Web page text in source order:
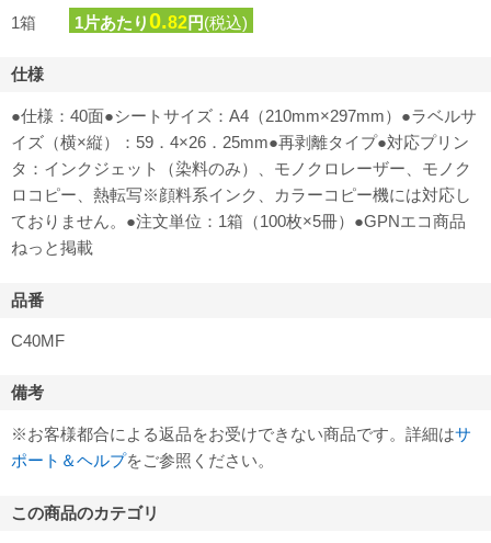
1箱 1片あたり 0.82円(税込)
仕様
●仕様：40面●シートサイズ：A4（210mm×297mm）●ラベルサ
イズ（横×縦）：59．4×26．25mm●再剥離タイプ●対応プリン
タ：インクジェット（染料のみ）、モノクロレーザー、モノク
ロコピー、熱転写※顔料系インク、カラーコピー機には対応し
ておりません。●注文単位：1箱（100枚×5冊）●GPNエコ商品
ねっと掲載
品番
C40MF
備考
※お客様都合による返品をお受けできない商品です。詳細はサ
ポート＆ヘルプをご参照ください。
この商品のカテゴリ